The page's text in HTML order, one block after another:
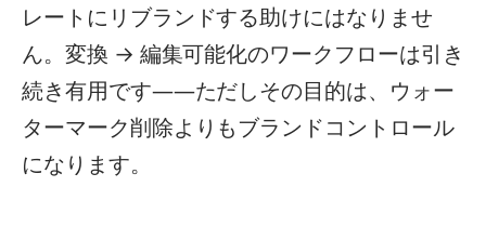
レートにリブランドする助けにはなりませ
ん。変換 → 編集可能化のワークフローは引き
続き有用です——ただしその目的は、ウォー
ターマーク削除よりもブランドコントロール
になります。